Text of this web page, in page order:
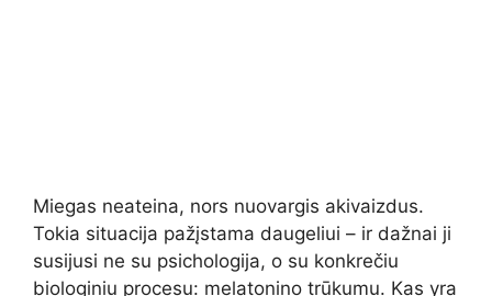
Miegas neateina, nors nuovargis akivaizdus.
Tokia situacija pažįstama daugeliui – ir dažnai ji
susijusi ne su psichologija, o su konkrečiu
biologiniu procesu: melatonino trūkumu. Kas yra